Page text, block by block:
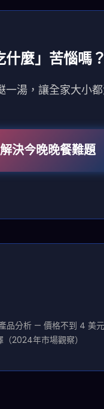
什麼」苦惱嗎
一湯，讓全家大小
決今晚晚餐難題
品分析 — 價格不到 4 美
2024年市場觀察）